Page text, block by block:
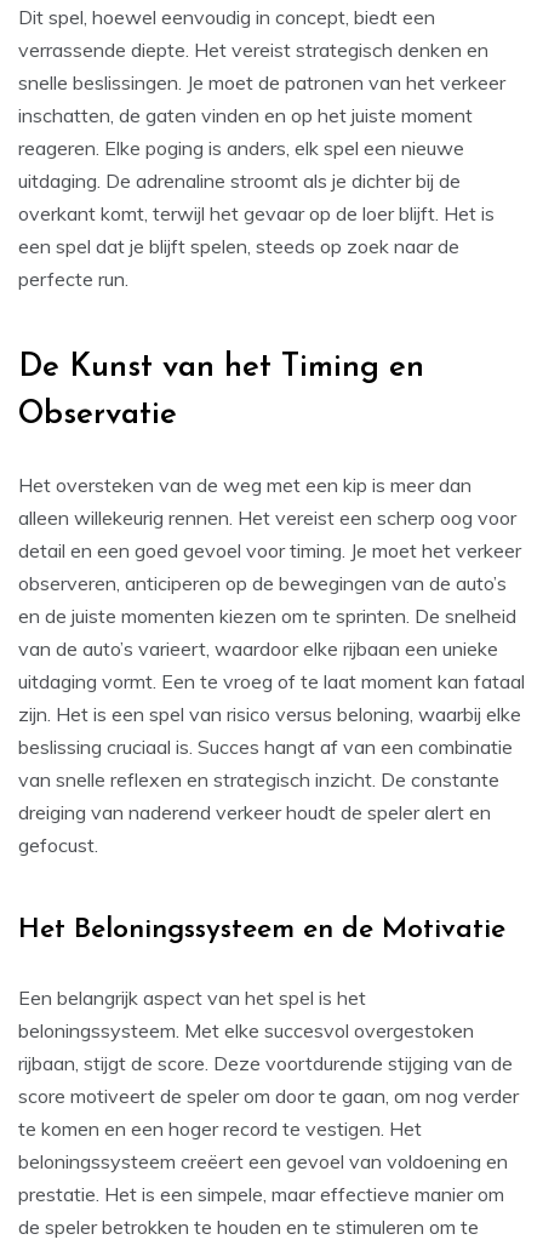
Dit spel, hoewel eenvoudig in concept, biedt een
verrassende diepte. Het vereist strategisch denken en
snelle beslissingen. Je moet de patronen van het verkeer
inschatten, de gaten vinden en op het juiste moment
reageren. Elke poging is anders, elk spel een nieuwe
uitdaging. De adrenaline stroomt als je dichter bij de
overkant komt, terwijl het gevaar op de loer blijft. Het is
een spel dat je blijft spelen, steeds op zoek naar de
perfecte run.
De Kunst van het Timing en
Observatie
Het oversteken van de weg met een kip is meer dan
alleen willekeurig rennen. Het vereist een scherp oog voor
detail en een goed gevoel voor timing. Je moet het verkeer
observeren, anticiperen op de bewegingen van de auto’s
en de juiste momenten kiezen om te sprinten. De snelheid
van de auto’s varieert, waardoor elke rijbaan een unieke
uitdaging vormt. Een te vroeg of te laat moment kan fataal
zijn. Het is een spel van risico versus beloning, waarbij elke
beslissing cruciaal is. Succes hangt af van een combinatie
van snelle reflexen en strategisch inzicht. De constante
dreiging van naderend verkeer houdt de speler alert en
gefocust.
Het Beloningssysteem en de Motivatie
Een belangrijk aspect van het spel is het
beloningssysteem. Met elke succesvol overgestoken
rijbaan, stijgt de score. Deze voortdurende stijging van de
score motiveert de speler om door te gaan, om nog verder
te komen en een hoger record te vestigen. Het
beloningssysteem creëert een gevoel van voldoening en
prestatie. Het is een simpele, maar effectieve manier om
de speler betrokken te houden en te stimuleren om te